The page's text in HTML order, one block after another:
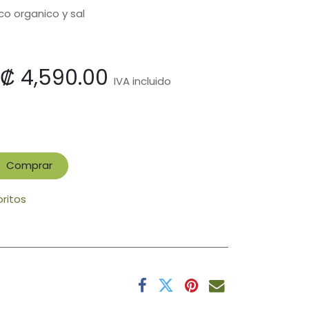
organico y sal
₡ 4,590.00 IVA incluido
Comprar